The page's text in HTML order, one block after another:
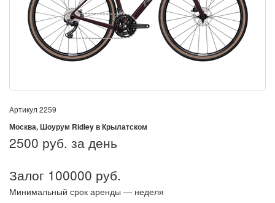
Артикул2259
Москва, Шоурум Ridley в Крылатском
2500 руб. за день
Залог 100000 руб.
Минимальный срок аренды — неделя